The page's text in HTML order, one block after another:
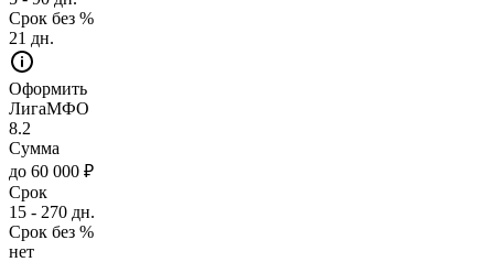
Срок без %
21 дн.
Оформить
ЛигаМФО
8.2
Сумма
до 60 000 ₽
Срок
15 - 270 дн.
Срок без %
нет